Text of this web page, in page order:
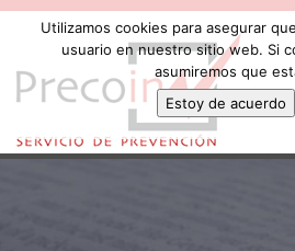
Utilizamos cookies para asegurar
usuario en nuestro sitio web. Si
asumiremos que
Estoy de acuerdo